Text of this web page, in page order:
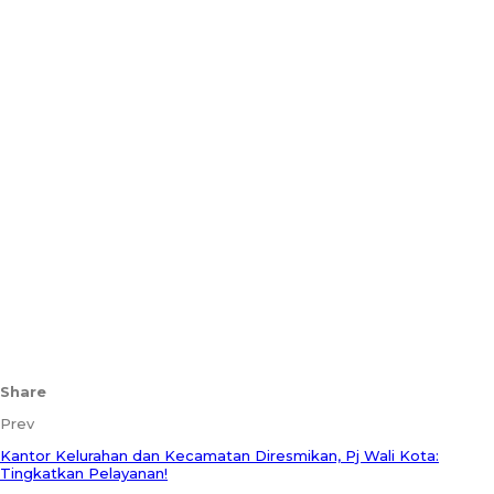
Share
Prev
Kantor Kelurahan dan Kecamatan Diresmikan, Pj Wali Kota:
Tingkatkan Pelayanan!